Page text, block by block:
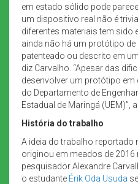
em estado sólido pode
um dispositivo real não é
diferentes materiais tem sido
ainda não há um protótipo
patenteado ou descrito em
diz Carvalho. “Apesar das
desenvolver um protótipo
do Departamento de
Estadual de Maringá (UEM)”,
História do trabalho
A ideia do trabalho reportado
originou em meados de 2016
pesquisador Alexandre
o estudante Érik Oda Usuda